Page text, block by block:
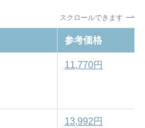
スクロールできます
参考価格
11,770円
13,992円